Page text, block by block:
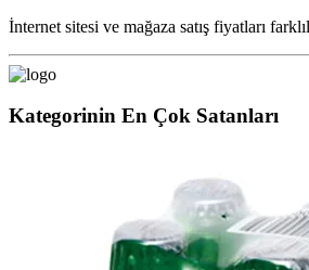
İnternet sitesi ve mağaza satış fiyatları
Kategorinin En Çok Satanları